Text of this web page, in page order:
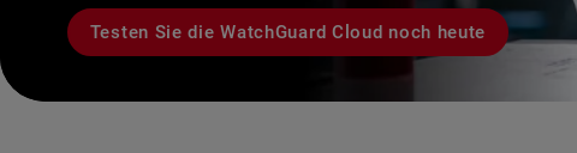
Testen Sie die WatchGuard Cloud noch heute